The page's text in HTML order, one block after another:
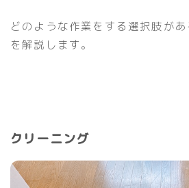
どのような作業をする選択肢が
を解説します。
クリーニング